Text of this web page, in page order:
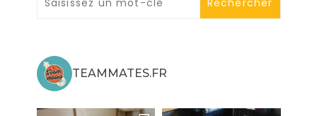
TEAMMATES.FR